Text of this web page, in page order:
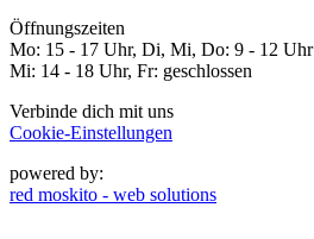
Öffnungszeiten
Mo: 15 - 17 Uhr, Di, Mi, Do: 9 - 12 Uhr
Mi: 14 - 18 Uhr, Fr: geschlossen
Verbinde dich mit uns
Cookie-Einstellungen
powered by:
red moskito - web solutions